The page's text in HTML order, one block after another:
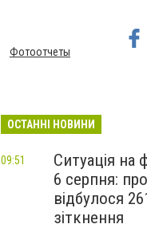
Фотоотчеты
ОСТАННІ НОВИНИ
Ситуація на
6 серпня:
відбулося
зіткнення
09:51